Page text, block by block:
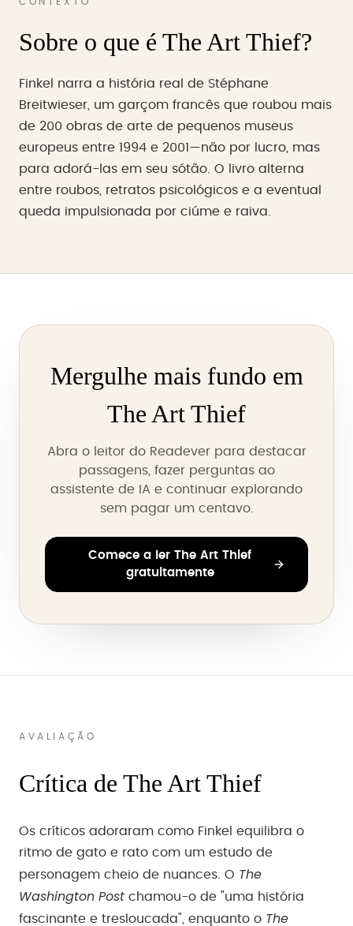
Sobre o que é The Art Thief?
Finkel narra a história real de Stéphane
Breitwieser, um garçom francês que roubou mais
de 200 obras de arte de pequenos museus
europeus entre 1994 e 2001—não por lucro, mas
para adorá-las em seu sótão. O livro alterna
entre roubos, retratos psicológicos e a eventual
queda impulsionada por ciúme e raiva.
Mergulhe mais fundo em
The Art Thief
Abra o leitor do Readever para destacar
passagens, fazer perguntas ao
assistente de IA e continuar explorando
sem pagar um centavo.
Comece a ler The Art Thief
gratuitamente
AVALIAÇÃO
Crítica de The Art Thief
Os críticos adoraram como Finkel equilibra o
ritmo de gato e rato com um estudo de
personagem cheio de nuances. O The
Washington Post chamou-o de "uma história
fascinante e tresloucada", enquanto o The